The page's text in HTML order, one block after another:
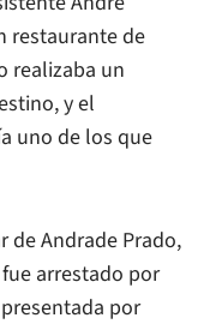
restaurante de
realizaba un
y el
uno de los que
de Andrade Prado,
arrestado por
por